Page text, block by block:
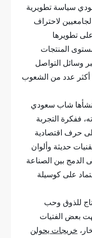
سياسة تطويرية
لاحتراف
تطويرها
المنتجات
وسائل التواصل
أكثر عدد من الشعوب
شاب سعودي
ففكرة التجربة
حرف اقتصادية
حديثة وألوان
الدمج بين الصناعة
على كوسيلة
للذوق وحب
بعض الفتيات
خريجات يحولن